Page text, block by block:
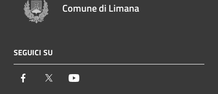
Comune di Limana
SEGUICI SU
Facebook Twitter